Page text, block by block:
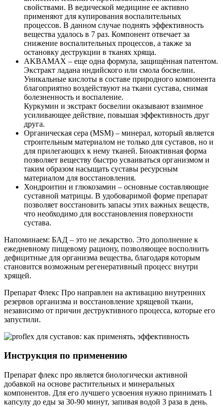
свойствами. В ведической медицине ее активно
применяют для купирования воспалительных
процессов. В данном случае поднять эффективность
вещества удалось в 7 раз. Компонент отвечает за
снижение воспалительных процессов, а также за
остановку деструкции в тканях хряща.
AKBAMAX – еще одна формула, защищённая патентом.
Экстракт ладана индийского или смола босвелии.
Уникальные кислоты в составе природного компонента
благоприятно воздействуют на ткани сустава, снимая
болезненность и воспаление.
Куркумин и экстракт босвелии оказывают взаимное
усиливающее действие, повышая эффективность друг
друга.
Органическая сера (MSM) – минерал, который является
строительным материалом не только для суставов, но и
для прилегающих к нему тканей. Биоактивная форма
позволяет веществу быстро усваиваться организмом и
таким образом насыщать суставы ресурсным
материалом для восстановления.
Хондроитин и глюкозамин – основные составляющие
суставной матрицы. В удобоваримой форме препарат
позволяет восстановить запасы этих важных веществ,
что необходимо для восстановления поверхности
сустава.
Напоминаем: БАД – это не лекарство. Это дополнение к
ежедневному пищевому рациону, позволяющее восполнить
дефицитные для организма вещества, благодаря которым
становится возможным регенеративный процесс внутри
хрящей.
Препарат Флекс Про направлен на активацию внутренних
резервов организма и восстановление хрящевой ткани,
независимо от причин деструктивного процесса, которые его
запустили.
Инструкция по применению
Препарат флекс про является биологически активной
добавкой на основе растительных и минеральных
компонентов. Для его лучшего усвоения нужно принимать 1
капсулу до еды за 30-90 минут, запивая водой 3 раза в день.